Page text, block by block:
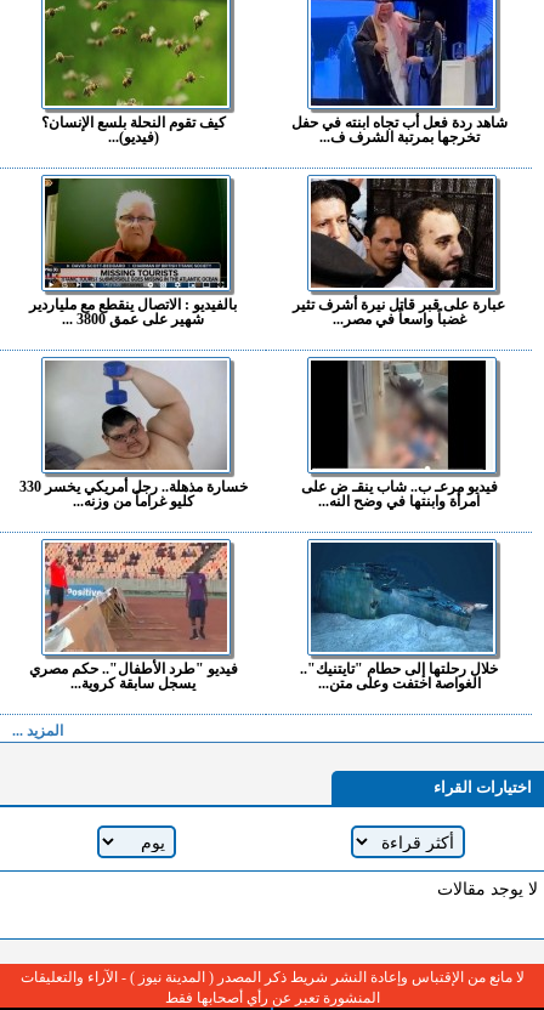
شاهد ردة فعل أب تجاه ابنته في حفل
تخرجها بمرتبة الشرف ف...
كيف تقوم النحلة بلسع الإنسان؟
(فيديو)...
عبارة على قبر قاتل نيرة أشرف تثير
غضباً واسعاً في مصر...
بالفيديو : الاتصال ينقطع مع ملياردير
شهير على عمق 3800 ...
فيديو مرعـ ب.. شاب ينقـ ض على
امرأة وابنتها في وضح النه...
خسارة مذهلة.. رجل أمريكي يخسر 330
كليو غراماً من وزنه...
خلال رحلتها إلى حطام "تايتنيك"..
الغواصة اختفت وعلى متن...
فيديو "طرد الأطفال".. حكم مصري
يسجل سابقة كروية...
المزيد ...
اختيارات القراء
لا يوجد مقالات
لا مانع من الإقتباس وإعادة النشر شريط ذكر المصدر ( المدينة نيوز ) - الآراء والتعليقات
المنشورة تعبر عن رأي أصحابها فقط